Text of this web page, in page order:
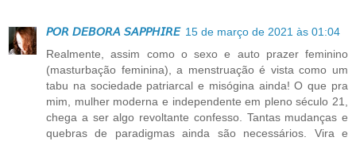
𝘗𝘖𝘙 𝘋𝘌𝘉𝘖𝘙𝘈 𝘚𝘈𝘗𝘗𝘏𝘐𝘙𝘌 15 de março de 2021 às 01:04
Realmente, assim como o sexo e auto prazer feminino
(masturbação feminina), a menstruação é vista como um
tabu na sociedade patriarcal e misógina ainda! O que pra
mim, mulher moderna e independente em pleno século 21,
chega a ser algo revoltante confesso. Tantas mudanças e
quebras de paradigmas ainda são necessários. Vira e